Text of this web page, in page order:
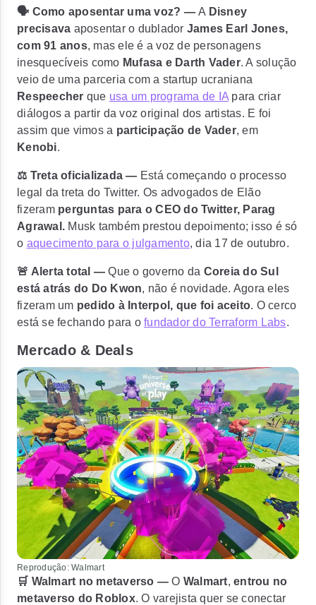
🗣️ Como aposentar uma voz? — A Disney
precisava aposentar o dublador James Earl Jones,
com 91 anos, mas ele é a voz de personagens
inesquecíveis como Mufasa e Darth Vader. A solução
veio de uma parceria com a startup ucraniana
Respeecher que usa um programa de IA para criar
diálogos a partir da voz original dos artistas. E foi
assim que vimos a participação de Vader, em
Kenobi.
⚖️ Treta oficializada — Está começando o processo
legal da treta do Twitter. Os advogados de Elão
fizeram perguntas para o CEO do Twitter, Parag
Agrawal. Musk também prestou depoimento; isso é só
o aquecimento para o julgamento, dia 17 de outubro.
🚨 Alerta total —Que o governo da Coreia do Sul
está atrás do Do Kwon, não é novidade. Agora eles
fizeram um pedido à Interpol, que foi aceito. O cerco
está se fechando para o fundador do Terraform Labs.
Mercado & Deals
Reprodução: Walmart
🛒 Walmart no metaverso —O Walmart, entrou no
metaverso do Roblox. O varejista quer se conectar